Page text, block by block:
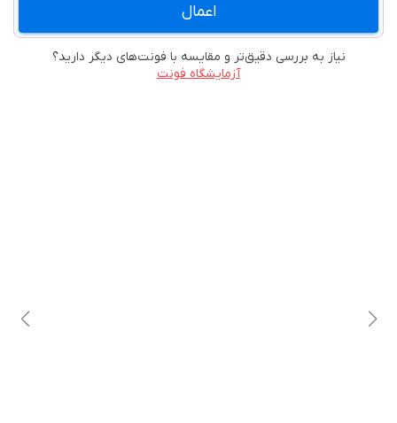
اعمال
نیاز به بررسی دقیق‌تر و مقایسه با فونت‌های دیگر دارید؟
آزمایشگاه فونت